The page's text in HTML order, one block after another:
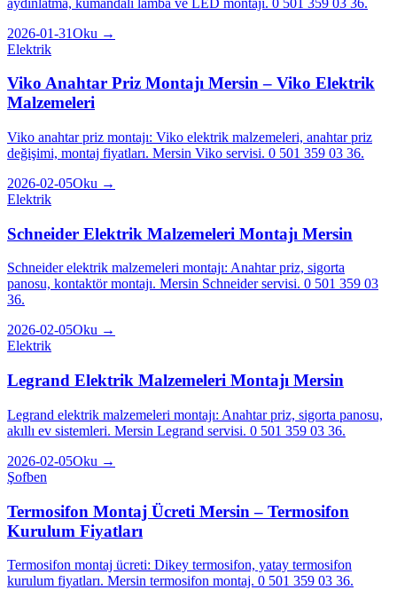
2026-01-31Oku →
Elektrik
Viko Anahtar Priz Montajı Mersin – Viko Elektrik
Malzemeleri
Viko anahtar priz montajı: Viko elektrik malzemeleri, anahtar priz
değişimi, montaj fiyatları. Mersin Viko servisi. 0 501 359 03 36.
2026-02-05Oku →
Elektrik
Schneider Elektrik Malzemeleri Montajı Mersin
Schneider elektrik malzemeleri montajı: Anahtar priz, sigorta
panosu, kontaktör montajı. Mersin Schneider servisi. 0 501 359 03
36.
2026-02-05Oku →
Elektrik
Legrand Elektrik Malzemeleri Montajı Mersin
Legrand elektrik malzemeleri montajı: Anahtar priz, sigorta panosu,
akıllı ev sistemleri. Mersin Legrand servisi. 0 501 359 03 36.
2026-02-05Oku →
Şofben
Termosifon Montaj Ücreti Mersin – Termosifon
Kurulum Fiyatları
Termosifon montaj ücreti: Dikey termosifon, yatay termosifon
kurulum fiyatları. Mersin termosifon montaj. 0 501 359 03 36.